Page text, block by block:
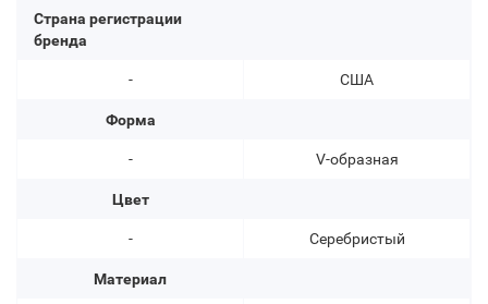
Страна регистрации
бренда
-
Форма
-
Цвет
-
Материал
США
V-образная
Серебристый